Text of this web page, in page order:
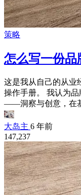
策略
怎么写一份品
这是我从自己的从业
操作手册。 我认为
——洞察与创意，在
大岛主 6 年前
147,237